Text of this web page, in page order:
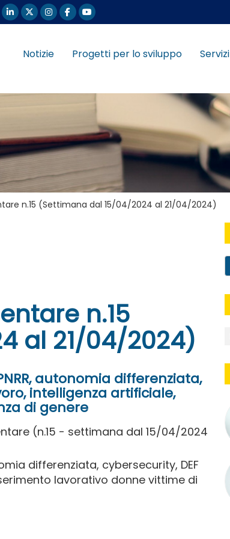
Notizie Progetti per lo sviluppo Servizi
n.15 (Settimana dal 15/04/2024 al 21/04/2024)
n.15
al 21/04/2024)
autonomia differenziata,
intelligenza artificiale,
di genere
(n.15 - settimana dal 15/04/2024
differenziata, cybersecurity, DEF
lavorativo donne vittime di